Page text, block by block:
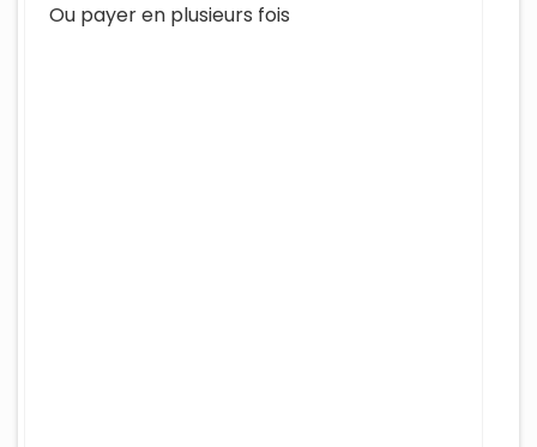
Ou payer en plusieurs fois